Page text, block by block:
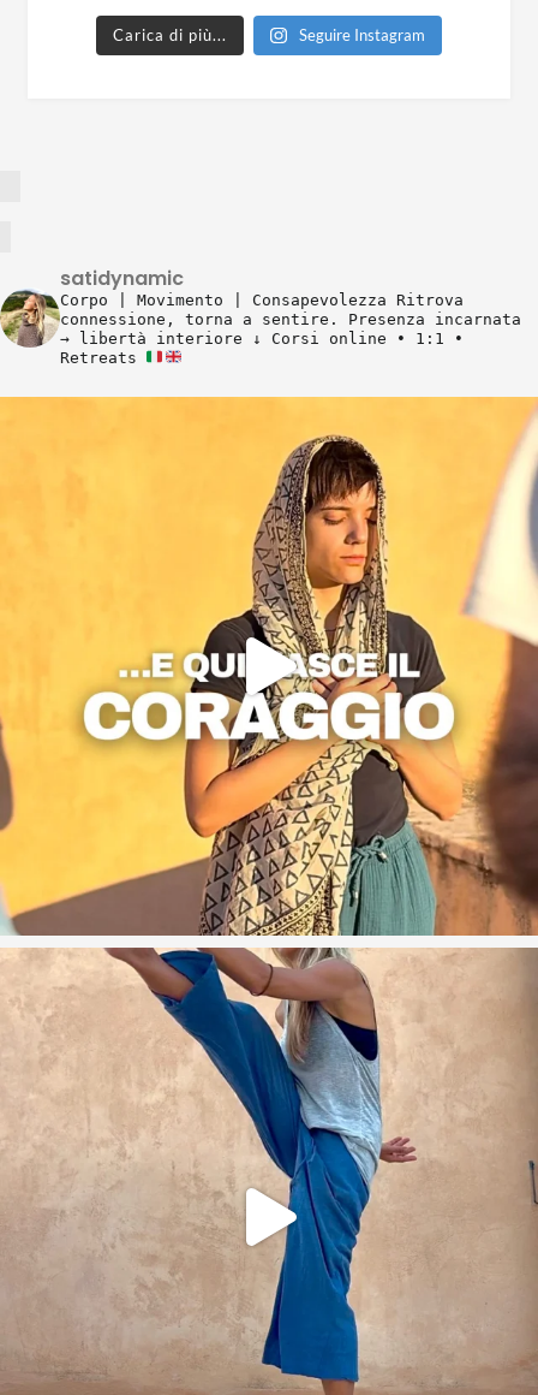
Carica di più... Seguire Instagram
satidynamic
Corpo | Movimento | Consapevolezza Ritrova
connessione, torna a sentire.
Presenza incarnata
→ libertà interiore ↓ Corsi online • 1:1 •
Retreats